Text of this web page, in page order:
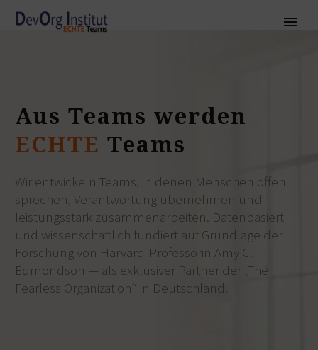
Aus Teams werden
ECHTE Teams
Wir entwickeln Teams, in denen Menschen offen
sprechen, Verantwortung übernehmen und
leistungsstark zusammenarbeiten. Datenbasiert
und wissenschaftlich fundiert auf Grundlage der
Forschung von Harvard-Professorin Amy C.
Edmondson — als exklusiver Partner der „The
Fearless Organization“ in Deutschland.